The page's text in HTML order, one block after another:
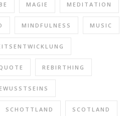
MAGIE MEDITATION
MINDFULNESS MUSIC
REBIRTHING
SCHOTTLAND SCOTLAND